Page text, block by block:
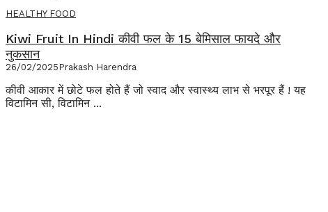
HEALTHY FOOD
Kiwi Fruit In Hindi कीवी फल के 15 बेमिसाल फायदे और
नुकसान
26/02/2025Prakash Harendra
कीवी आकार में छोटे फल होते हैं जो स्वाद और स्वास्थ्य लाभ से भरपूर हैं ! यह
विटामिन सी, विटामिन ...